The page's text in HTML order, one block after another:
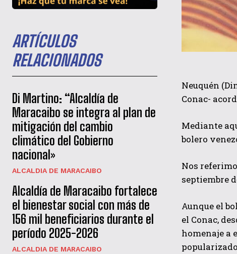
ARTÍCULOS
RELACIONADOS
Di Martino: “Alcaldía de
Maracaibo se integra al plan de
mitigación del cambio
climático del Gobierno
nacional»
ALCALDIA DE MARACAIBO
Alcaldía de Maracaibo fortalece
el bienestar social con más de
156 mil beneficiarios durante el
período 2025-2026
ALCALDIA DE MARACAIBO
Neuquén
Conac-
Mediante
bolero
Nos
septiembre
Aunque el
el Conac,
homenaje a